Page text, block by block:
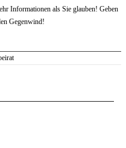
Informationen als Sie glauben! Geben
Gegenwind!